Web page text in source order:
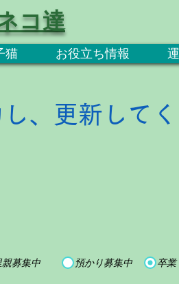
猫 お役立ち情報
コ達
、更新してく
親募集中 預かり募集中 卒業